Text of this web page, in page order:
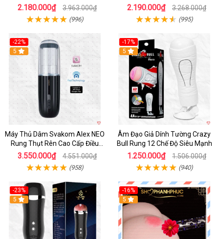
Sạc Pin
2.180.000₫ 3.963.000₫
(996)
2.190.000₫ 3.268.000₫
(995)
-22%
5
Máy Thủ Dâm Svakom Alex NEO
Rung Thụt Rên Cao Cấp Điều
Khiển App
3.550.000₫ 4.551.000₫
(958)
-17%
5
Âm Đạo Giả Dính Tường Crazy
Bull Rung 12 Chế Độ Siêu Mạnh
1.250.000₫ 1.506.000₫
(940)
-23%
5
-16%
5